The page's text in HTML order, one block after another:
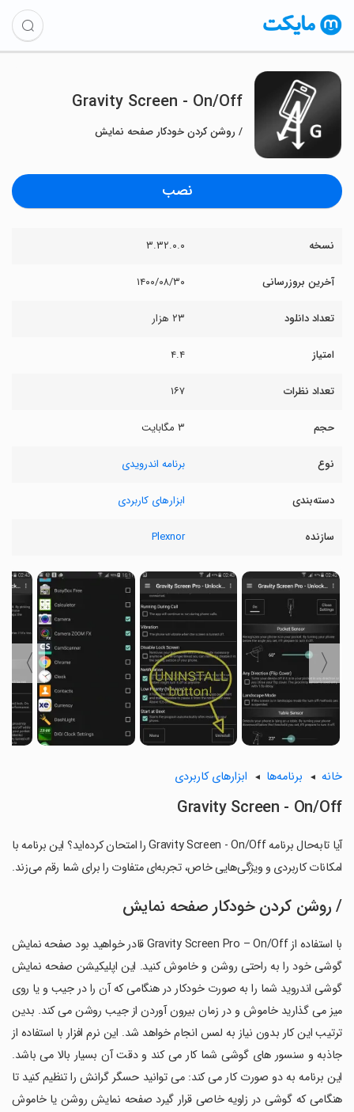
Gravity Screen - On/Off
/ روشن کردن خودکار صفحه نمایش
نصب
نسخه ۳.۳۲.۰.۰
آخرین بروزرسانی ۱۴۰۰/۰۸/۳۰
تعداد دانلود ۲۳ هزار
امتیاز ۴.۴
تعداد نظرات ۱۶۷
حجم ۳ مگابایت
نوع برنامه اندرویدی
دسته‌بندی ابزارهای کاربردی
سازنده Plexnor
〈
〉
خانه برنامه‌ها ابزارهای کاربردی
Gravity Screen - On/Off
آیا تابه‌حال برنامه Gravity Screen - On/Off را امتحان کرده‌اید؟ این برنامه با
امکانات کاربردی و ویژگی‌هایی خاص، تجربه‌ای متفاوت را برای شما رقم می‌زند.
/ روشن کردن خودکار صفحه نمایش
با استفاده از Gravity Screen Pro – On/Off قادر خواهید بود صفحه نمایش
گوشی خود را به راحتی روشن و خاموش کنید. این اپلیکیشن صفحه نمایش
گوشی اندروید شما را به صورت خودکار در هنگامی که آن را در جیب و یا روی
میز می گذارید خاموش و در زمان بیرون آوردن از جیب روشن می کند. بدین
ترتیب این کار بدون نیاز به لمس انجام خواهد شد. این نرم افزار با استفاده از
جاذبه و سنسور های گوشی شما کار می کند و دقت آن بسیار بالا می باشد.
این برنامه به دو صورت کار می کند: می توانید حسگر گرانش را تنظیم کنید تا
هنگامی که گوشی در زاویه خاصی قرار گیرد صفحه نمایش روشن یا خاموش